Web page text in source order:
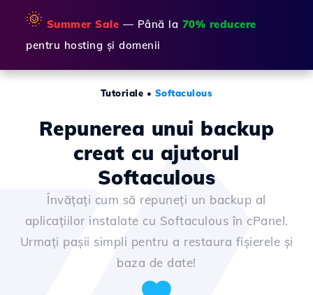
🌞 Summer Sale — Până la 70% reducere
pentru hosting și domenii
Tutoriale • Softaculous
Repunerea unui backup
creat cu ajutorul
Softaculous
Învățați cum să repuneți un backup al
aplicațiilor instalate cu Softaculous în cPanel.
Urmați pașii simpli pentru a restaura fișierele și
baza de date!